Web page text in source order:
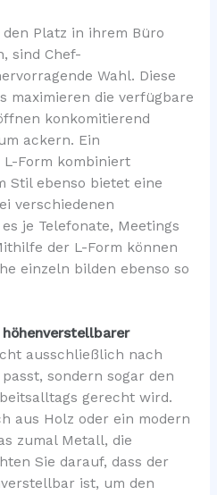
Platz in ihrem Büro
sind Chef-
Wahl. Diese
maximieren die verfügbare
konkomitierend
ackern. Ein
Form kombiniert
Stil ebenso bietet eine
verschiedenen
je Telefonate, Meetings
der L-Form können
einzeln bilden ebenso so
höhenverstellbarer
ausschließlich nach
sondern sogar den
gerecht wird.
aus Holz oder ein modern
zumal Metall, die
Sie darauf, dass der
ist, um den